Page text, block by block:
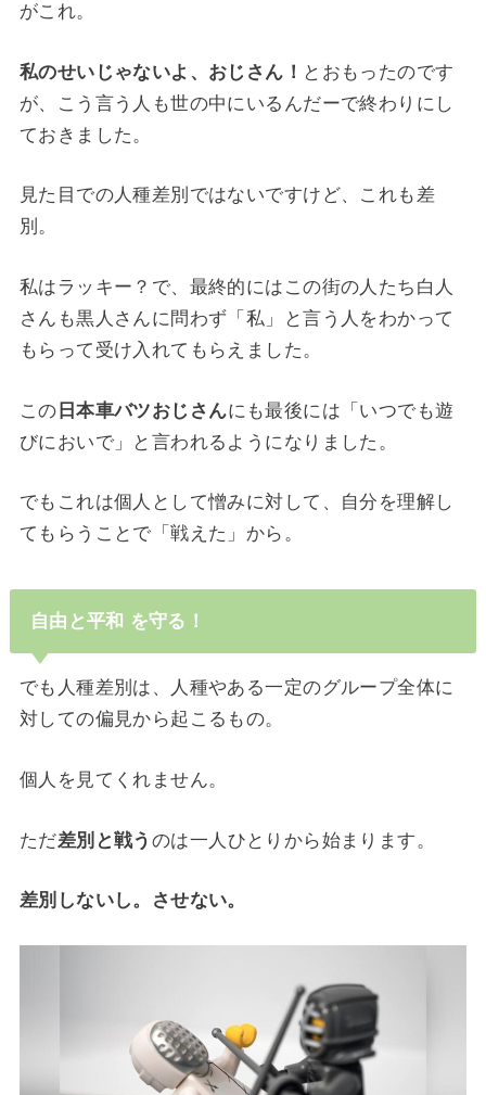
がこれ。
私のせいじゃないよ、おじさん！ とおもったのです
が、こう言う人も世の中にいるんだーで終わりにし
ておきました。
見た目での人種差別ではないですけど、これも差
別。
私はラッキー？で、最終的にはこの街の人たち白人
さんも黒人さんに問わず「私」と言う人をわかって
もらって受け入れてもらえました。
この 日本車バツおじさんにも最後には「いつでも遊
びにおいで」と言われるようになりました。
でもこれは個人として憎みに対して、自分を理解し
てもらうことで「戦えた」から。
自由と平和 を守る！
でも人種差別は、人種やある一定のグループ全体に
対しての偏見から起こるもの。
個人を見てくれません。
ただ差別と戦う のは一人ひとりから始まります。
差別しないし。させない。